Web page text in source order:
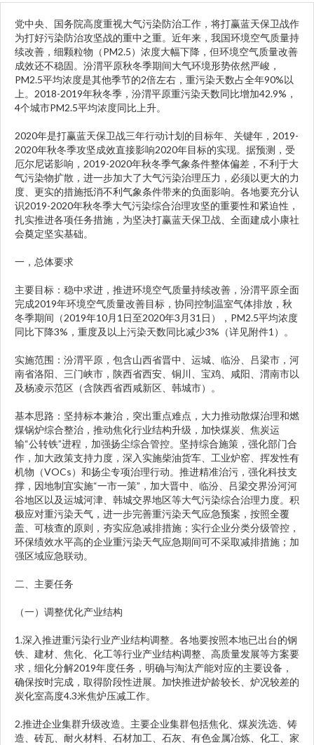
党中央、国务院高度重视大气污染防治工作，将打赢蓝天保卫战作
为打好污染防治攻坚战的重中之重。近年来，我国环境空气质量持
续改善，细颗粒物（PM2.5）浓度大幅下降，但环境空气质量改善
成效还不稳固。汾渭平原秋冬季期间大气环境形势依然严峻，
PM2.5平均浓度是其他季节的2倍左右，重污染天数占全年90%以
上。2018-2019年秋冬季，汾渭平原重污染天数同比增加42.9%，
4个城市PM2.5平均浓度同比上升。
2020年是打赢蓝天保卫战三年行动计划的目标年、关键年，2019-
2020年秋冬季攻坚成效直接影响2020年目标的实现。据预测，受
厄尔尼诺影响，2019-2020年秋冬季气象条件整体偏差，不利于大
气污染物扩散，进一步加大了大气污染治理压力，必须以更大的力
度、更实的措施抵消不利气象条件带来的负面影响。各地要充分认
识2019-2020年秋冬季大气污染综合治理攻坚的重要性和紧迫性，
扎实推进各项任务措施，为坚决打赢蓝天保卫战、全面建成小康社
会奠定坚实基础。
一，总体要求
主要目标：稳中求进，推进环境空气质量持续改善，汾渭平原全面
完成2019年环境空气质量改善目标，协同控制温室气体排放，秋
冬季期间（2019年10月1日至2020年3月31日），PM2.5平均浓度
同比下降3%，重度及以上污染天数同比减少3%（详见附件1）。
实施范围：汾渭平原，包含山西省晋中、运城、临汾、吕梁市，河
南省洛阳、三门峡市，陕西省西安、铜川、宝鸡、咸阳、渭南市以
及杨凌示范区（含陕西省西咸新区、韩城市）。
基本思路：坚持标本兼治，突出重点难点，大力推动散煤治理和燃
煤锅炉综合整治，推动焦化行业结构升级，加快煤炭、焦炭运
输“公转铁”进程，加强扬尘综合管控。坚持综合施策，强化部门合
作，加大政策支持力度，深入实施柴油货车、工业炉窑、挥发性有
机物（VOCs）和扬尘专项治理行动。推进精准治污，强化科技支
撑，因地制宜实施“一市一策”，加大晋中、临汾、吕梁交界汾河河
谷地区以及运城河津、韩城交界地区等大气污染综合治理力度。积
极应对重污染天气，进一步完善重污染天气应急预案，按照全覆
盖、可核查的原则，夯实应急减排措施；实行企业分类分级管控，
环保绩效水平高的企业重污染天气应急期间可不采取减排措施；加
强区域应急联动。
二、主要任务
（一）调整优化产业结构
1.深入推进重污染行业产业结构调整。各地要按照本地已出台的钢
铁、建材、焦化、化工等行业产业结构调整、高质量发展等方案要
求，细化分解2019年度任务，明确与淘汰产能对应的主要设备，
确保按时完成，取得阶段性进展。加快推进炉龄较长、炉况较差的
炭化室高度4.3米焦炉压减工作。
2.推进企业集群升级改造。主要企业集群包括焦化、煤炭洗选、铸
造、砖瓦、耐火材料、石材加工、石灰、有色金属冶炼、化工、家